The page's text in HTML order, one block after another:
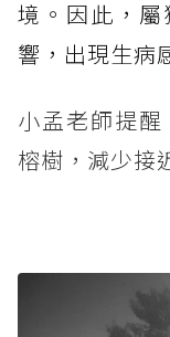
境。因此，
響，出現生病
小孟老師提
榕樹，減少接